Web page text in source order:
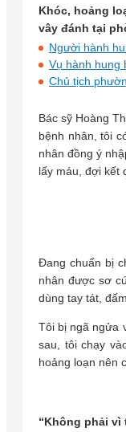
Khóc, hoảng
vây đánh tại
Người hành
Vụ hành hung
Chủ tịch
Bác sỹ Hoàng
bệnh nhân, tôi
nhân đồng ý
lấy máu, đợi kết
Đang chuẩn bị
nhân được sơ
dùng tay tát,
Tôi bị ngã ngửa
sau, tôi chạy
hoảng loạn nên
“Không phải vì